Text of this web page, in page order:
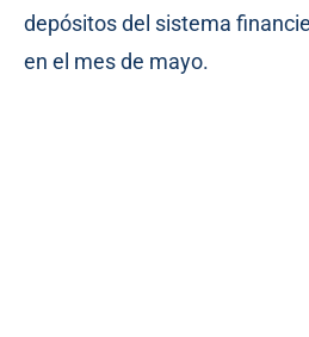
depósitos del sistema
en el mes de mayo.